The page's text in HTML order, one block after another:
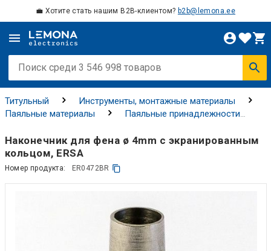
💼 Хотите стать нашим B2B-клиентом? b2b@lemona.ee
Титульный
Инструменты, монтажные материалы
Паяльные материалы
Паяльные принадлежности
Наконечник для фена ø 4mm с экранированным
кольцом, ERSA
Номер продукта: ER0472BR